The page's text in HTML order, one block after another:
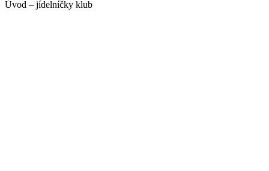
Úvod – jídelníčky klub